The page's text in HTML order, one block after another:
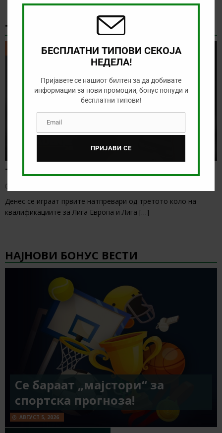
ТИКЕТ НА ДЕНОТ
ТИКЕТ НА ДЕНОТ
Тикет на денот (четврток, 06.08.2026)
Денес се играат првите натпревари од третото коло на
квалификациите за Лига Европа и Лига […]
НАЈНОВИ БОНУС ВЕСТИ
Се бараат „мајстори“ за
спортска прогноза!
АВГУСТ 5, 2026
БЕСПЛАТНИ ТИПОВИ СЕКОЈА
НЕДЕЛА!
Пријавете се нашиот билтен за да добивате
информации за нови промоции, бонус понуди и
бесплатни типови!
EmailEmail
ПРИЈАВИ СЕ